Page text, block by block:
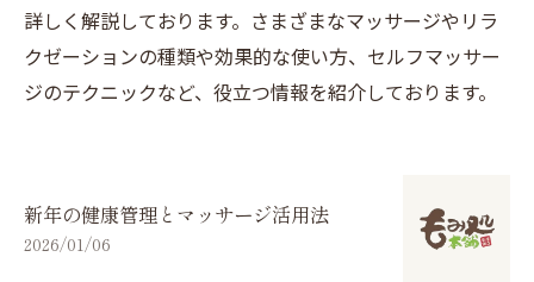
詳しく解説しております。さまざまなマッサージやリラ
クゼーションの種類や効果的な使い方、セルフマッサー
ジのテクニックなど、役立つ情報を紹介しております。
新年の健康管理とマッサージ活用法
2026/01/06